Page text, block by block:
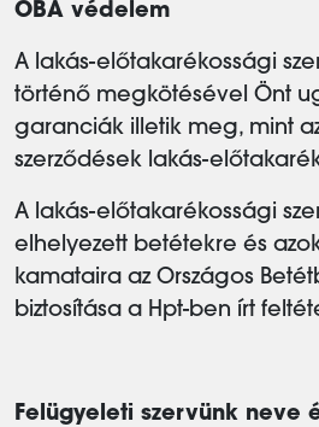
OBA védelem
A lakás-előtakarékossági
történő megkötésével Önt
garanciák illetik meg, mint
szerződések lakás-
A lakás-előtakarékossági
elhelyezett betétekre és
kamataira az Országos
biztosítása a Hpt-ben írt
Felügyeleti szervünk neve